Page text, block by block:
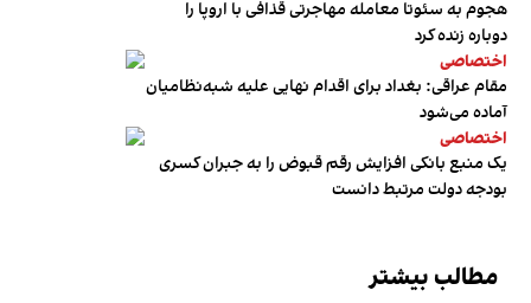
هجوم به سئوتا معامله مهاجرتی قذافی با اروپا را
دوباره زنده کرد
اختصاصی
مقام عراقی: بغداد برای اقدام نهایی علیه شبه‌نظامیان
آماده می‌شود
اختصاصی
یک منبع بانکی افزایش رقم قبوض را به جبران کسری
بودجه دولت مرتبط دانست
مطالب بیشتر